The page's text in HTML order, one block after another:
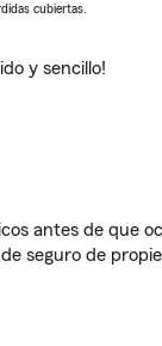
cubiertas.
y sencillo!
antes de que
seguro de